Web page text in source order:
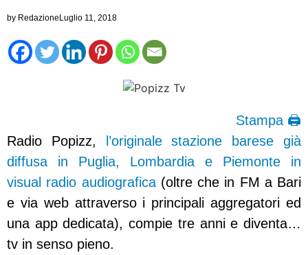
by RedazioneLuglio 11, 2018
Stampa 🖨
Radio Popizz,
l’originale stazione barese già
diffusa in Puglia, Lombardia e Piemonte in
visual radio audiografica (oltre che in FM a Bari
e via web attraverso i principali aggregatori ed
una app dedicata), compie tre anni e diventa…
tv in senso pieno.